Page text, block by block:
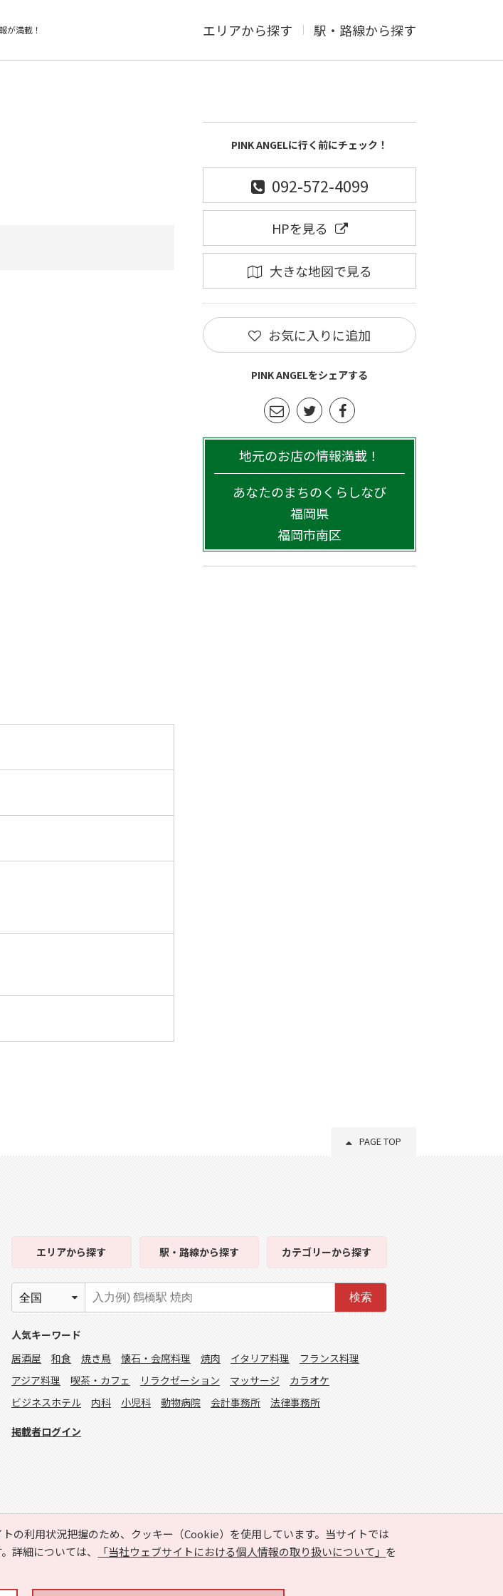
が満載！ エリアから探す 駅・路線から探す
PINK ANGELに行く前にチェック！
092-572-4099
HPを見る
大きな地図で見る
お気に入りに追加
PINK ANGELをシェアする
地元のお店の情報満載！
あなたのまちのくらしなび
福岡県
福岡市南区
PAGE TOP
の利用状況把握のため、クッキー（Cookie）を使用しています。当サイトでは
詳細については、
「当社ウェブサイトにおける個人情報の取り扱いについて」 を
エリアから探す 駅・路線から探す カテゴリーから探す
検索
人気キーワード
居酒屋
和食 焼き鳥 懐石・会席料理 焼肉 イタリア料理
フランス料理
アジア料理
喫茶・カフェ リラクゼーション マッサージ
カラオケ
ビジネスホテル
内科 小児科 動物病院 会計事務所 法律事務所
掲載者ログイン
All Rights Reserved.